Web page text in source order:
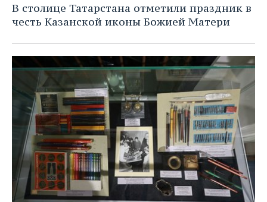
В столице Татарстана отметили праздник в
честь Казанской иконы Божией Матери